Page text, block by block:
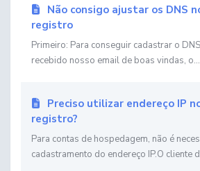
Não consigo ajustar os DNS
registro
Primeiro: Para conseguir cadastrar o
recebido nosso email de boas vindas, o...
Preciso utilizar endereço IP
registro?
Para contas de hospedagem, não é
cadastramento do endereço IP.O cliente